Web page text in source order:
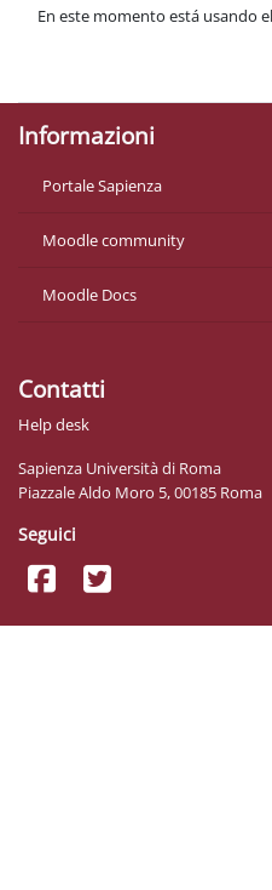
En este momento está usando
Informazioni
Portale Sapienza
Moodle community
Moodle Docs
Contatti
Help desk
Sapienza Università di Roma
Piazzale Aldo Moro 5, 00185 Roma
Seguici